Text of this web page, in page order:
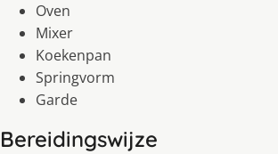
Oven
Mixer
Koekenpan
Springvorm
Garde
Bereidingswijze